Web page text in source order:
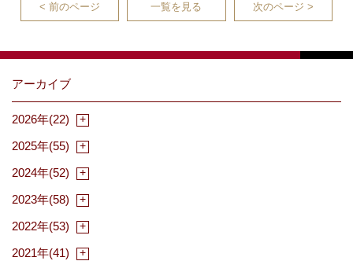
< 前のページ 一覧を見る 次のページ >
アーカイブ
2026年(22)
2025年(55)
2024年(52)
2023年(58)
2022年(53)
2021年(41)